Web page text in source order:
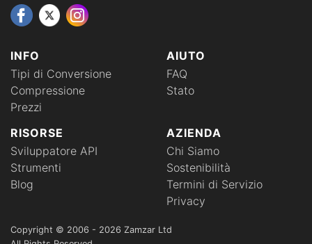
INFO
Tipi di Conversione
Compressione
Prezzi
AIUTO
FAQ
Stato
RISORSE
Sviluppatore API
Strumenti
Blog
AZIENDA
Chi Siamo
Sostenibilità
Termini di Servizio
Privacy
Copyright © 2006 - 2026 Zamzar Ltd